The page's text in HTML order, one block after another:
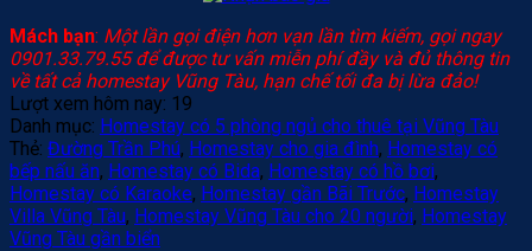
Mách bạn: Một lần gọi điện hơn vạn lần tìm kiếm, gọi ngay
0901.33.79.55 để được tư vấn miễn phí đầy và đủ thông tin
về tất cả homestay Vũng Tàu, hạn chế tối đa bị lừa đảo!
Lượt xem hôm nay: 19
Danh mục: Homestay có 5 phòng ngủ cho thuê tại Vũng Tàu
Thẻ: Đường Trần Phú, Homestay cho gia đình, Homestay có
bếp nấu ăn, Homestay có Bida, Homestay có hồ bơi,
Homestay có Karaoke, Homestay gần Bãi Trước, Homestay
Villa Vũng Tàu, Homestay Vũng Tàu cho 20 người, Homestay
Vũng Tàu gần biển